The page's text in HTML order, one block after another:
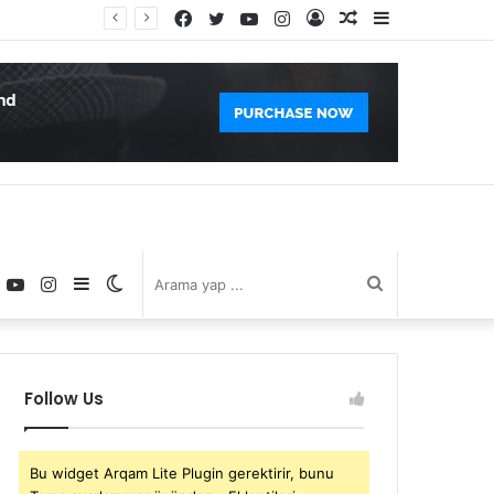
Bölmesi
Rastgele
Makale
Kayıt
Ol
Instagram
YouTube
Twitter
Facebook
yap
görünümü
Kenar
Bölmesi
Instagram
YouTube
Follow Us
Bu widget Arqam Lite Plugin gerektirir, bunu